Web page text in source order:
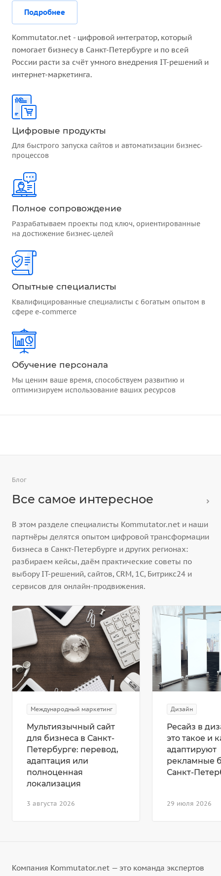
Подробнее
Kommutator.net - цифровой интегратор, который
помогает бизнесу в Санкт-Петербурге и по всей
России расти за счёт умного внедрения IT-решений и
интернет-маркетинга.
Цифровые продукты
Для быстрого запуска сайтов и автоматизации бизнес-
процессов
Полное сопровождение
Разрабатываем проекты под ключ, ориентированные
на достижение бизнес-целей
Опытные специалисты
Квалифицированные специалисты с богатым опытом в
сфере e-commerce
Обучение персонала
Мы ценим ваше время, способствуем развитию и
оптимизируем использование ваших ресурсов
Блог
Все самое интересное
В этом разделе специалисты Kommutator.net и наши
партнёры делятся опытом цифровой трансформации
бизнеса в Санкт-Петербурге и других регионах:
разбираем кейсы, даём практические советы по
выбору IT-решений, сайтов, CRM, 1С, Битрикс24 и
сервисов для онлайн-продвижения.
Международный маркетинг
3 августа 2026
Мультиязычный сайт
для бизнеса в Санкт-
Петербурге: перевод,
адаптация или
полноценная
локализация
Дизайн
29 июля 2026
Ресайз в
это такое и
адаптируют
рекламные
Санкт-
Компания Kommutator.net — это команда экспертов